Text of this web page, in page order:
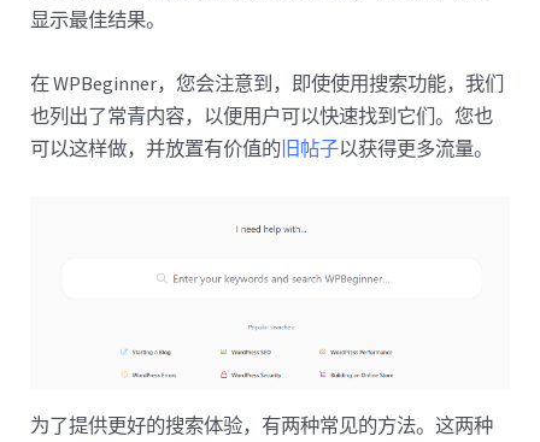
显示最佳结果。
在 WPBeginner，您会注意到，即使使用搜索功能，我们
也列出了常青内容，以便用户可以快速找到它们。您也
可以这样做，并放置有价值的旧帖子以获得更多流量。
为了提供更好的搜索体验，有两种常见的方法。这两种